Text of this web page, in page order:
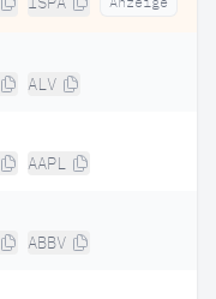
ALV
AAPL
ABBV